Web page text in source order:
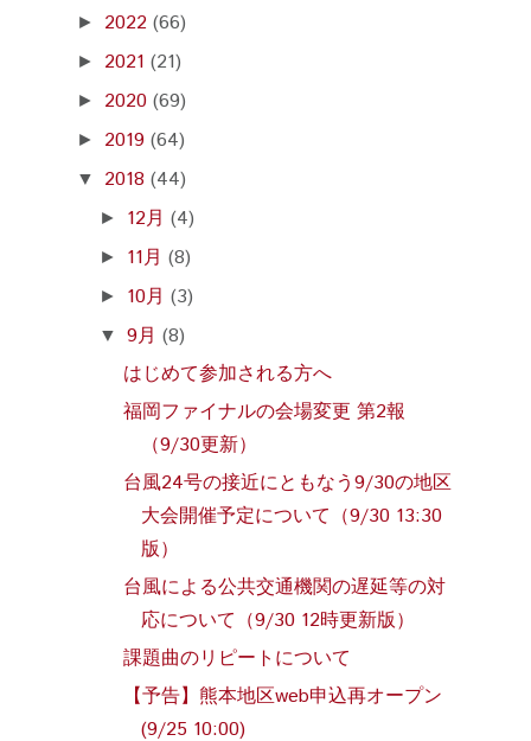
► 2022 (66)
► 2021 (21)
► 2020 (69)
► 2019 (64)
▼ 2018 (44)
► 12月(4)
► 11月(8)
► 10月(3)
▼9月(8)
はじめて参加される方へ
福岡ファイナルの会場変更 第2報
（9/30更新）
台風24号の接近にともなう9/30の地区
大会開催予定について（9/30 13:30
版）
台風による公共交通機関の遅延等の対
応について（9/30 12時更新版）
課題曲のリピートについて
【予告】熊本地区web申込再オープン
(9/25 10:00)